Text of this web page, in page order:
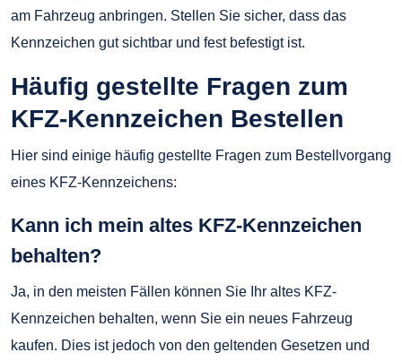
am Fahrzeug anbringen. Stellen Sie sicher, dass das
Kennzeichen gut sichtbar und fest befestigt ist.
Häufig gestellte Fragen zum
KFZ-Kennzeichen Bestellen
Hier sind einige häufig gestellte Fragen zum Bestellvorgang
eines KFZ-Kennzeichens:
Kann ich mein altes KFZ-Kennzeichen
behalten?
Ja, in den meisten Fällen können Sie Ihr altes KFZ-
Kennzeichen behalten, wenn Sie ein neues Fahrzeug
kaufen. Dies ist jedoch von den geltenden Gesetzen und